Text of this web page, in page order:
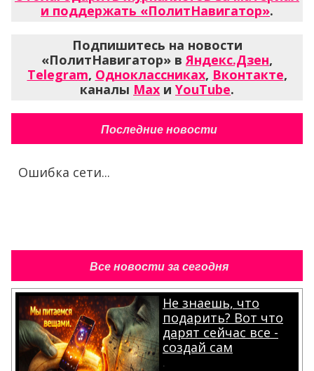
и поддержать «ПолитНавигатор».
Подпишитесь на новости
«ПолитНавигатор» в Яндекс.Дзен,
Telegram, Одноклассниках, Вконтакте,
каналы Max и YouTube.
Последние новости
Ошибка сети...
Все новости за сегодня
Не знаешь, что
подарить? Вот что
дарят сейчас все -
создай сам
.